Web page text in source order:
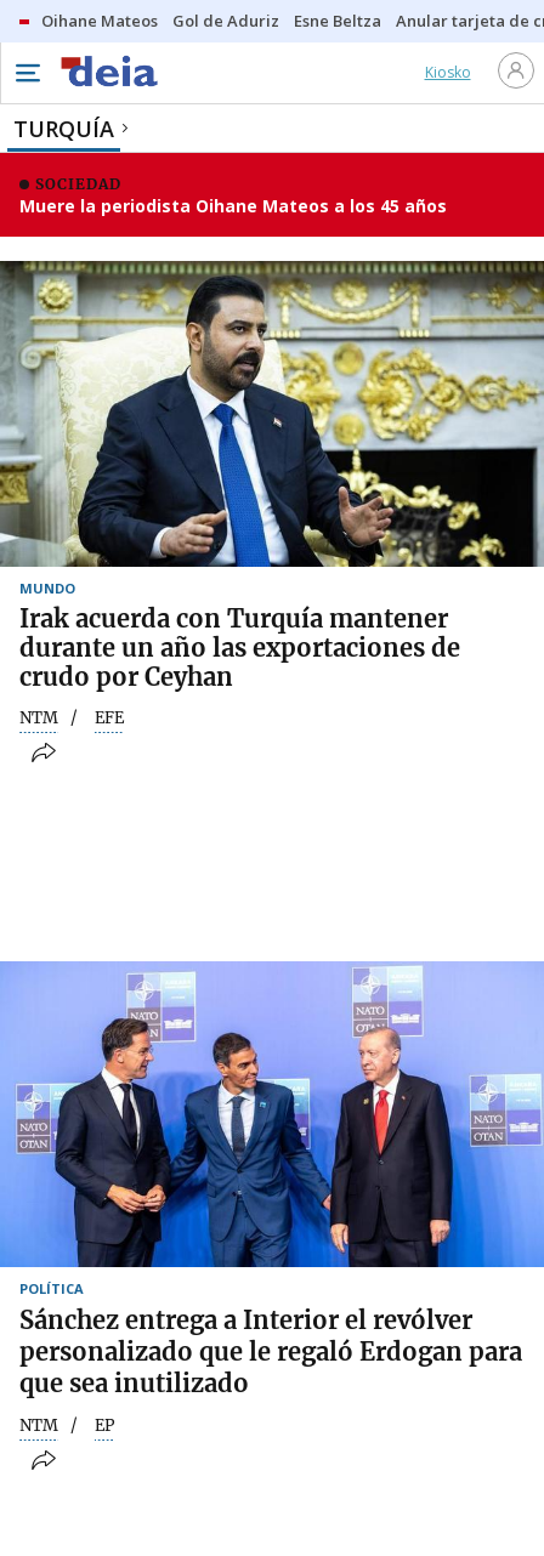
Oihane Mateos Gol de Aduriz Esne Beltza Anular tarjeta de
Kiosko
TURQUÍA
SOCIEDAD
Muere la periodista Oihane Mateos a los 45 años
MUNDO
Irak acuerda con Turquía mantener
durante un año las exportaciones de
crudo por Ceyhan
NTM EFE
POLÍTICA
Sánchez entrega a Interior el revólver
personalizado que le regaló Erdogan para
que sea inutilizado
NTM EP